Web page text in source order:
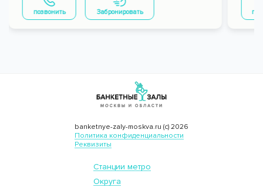
позвонить Забронировать
banketnye-zaly-moskva.ru (с) 2026
Политика конфиденциальности
Реквизиты
Станции метро
Округа